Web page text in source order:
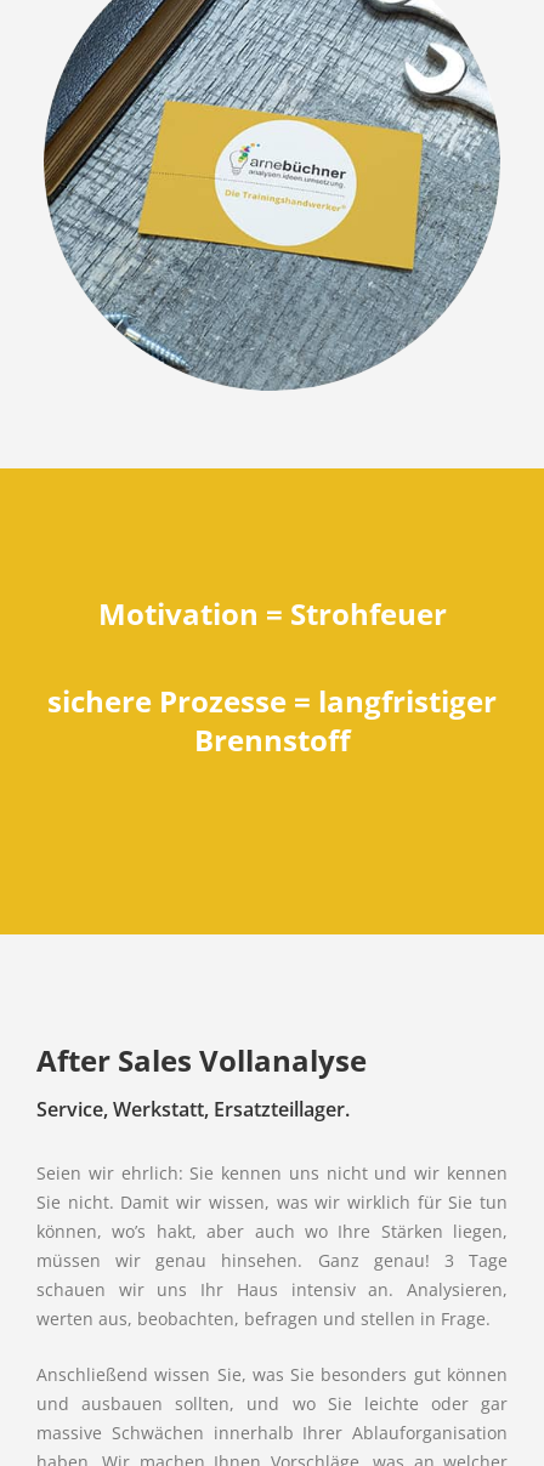
Motivation = Strohfeuer
sichere Prozesse = langfristiger
Brennstoff
After Sales Vollanalyse
Service, Werkstatt, Ersatzteillager.
Seien wir ehrlich: Sie kennen uns nicht und wir kennen
Sie nicht. Damit wir wissen, was wir wirklich für Sie tun
können, wo’s hakt, aber auch wo Ihre Stärken liegen,
müssen wir genau hinsehen. Ganz genau! 3 Tage
schauen wir uns Ihr Haus intensiv an. Analysieren,
werten aus, beobachten, befragen und stellen in Frage.
Anschließend wissen Sie, was Sie besonders gut können
und ausbauen sollten, und wo Sie leichte oder gar
massive Schwächen innerhalb Ihrer Ablauforganisation